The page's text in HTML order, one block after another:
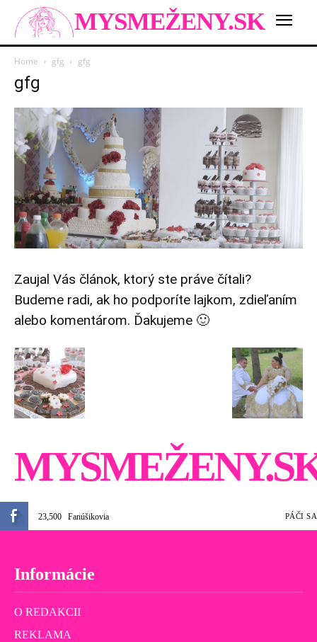
MYSMEŽENY.SK
Home gfg gfg
gfg
Zaujal Vás článok, ktorý ste práve čítali?
Budeme radi, ak ho podporíte lajkom, zdieľaním
alebo komentárom. Ďakujeme 🙂
23,500 Fanúšikovia PÁČI SA
Informácie
O REDAKCII
REKLAMA